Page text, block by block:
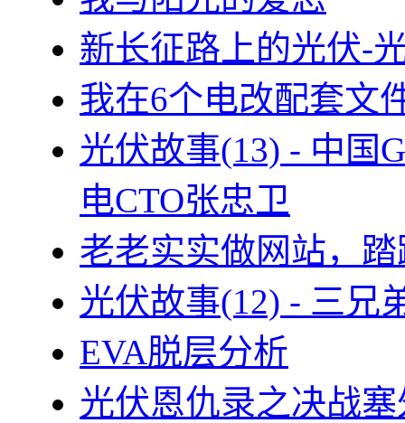
新长征路上的光伏-
我在6个电改配套文
光伏故事(13) - 中国
电CTO张忠卫
老老实实做网站，
光伏故事(12) - 三兄
EVA脱层分析
光伏恩仇录之决战